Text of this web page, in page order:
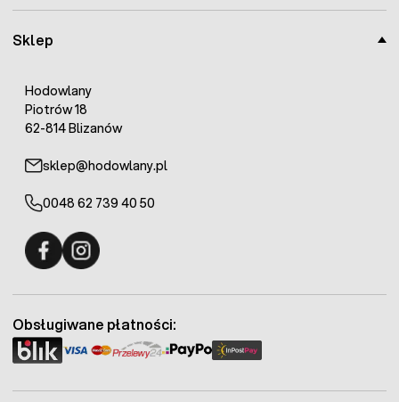
Sklep
Hodowlany
Piotrów 18
62-814 Blizanów
sklep@hodowlany.pl
0048 62 739 40 50
Obsługiwane płatności: